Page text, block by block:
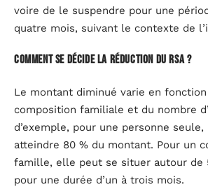
voire de le suspendre pour une
quatre mois, suivant le contexte de
Comment se décide la réduction du RSA ?
Le montant diminué varie en
composition familiale et du nombre
d’exemple, pour une personne
atteindre 80 % du montant. Pour un
famille, elle peut se situer autour de
pour une durée d’un à trois mois.